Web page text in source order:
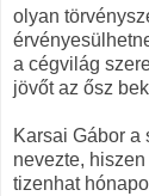
olyan
a cégvilág
jövőt az ősz
Karsai Gábor a
nevezte,
tizenhat